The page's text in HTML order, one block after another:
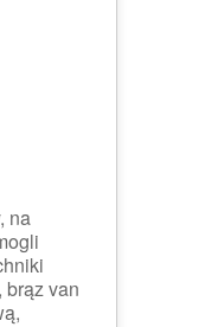
na
brąz van